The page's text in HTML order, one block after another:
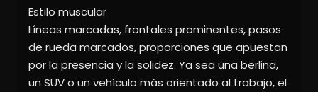
Estilo muscular
Líneas marcadas, frontales prominentes, pasos
de rueda marcados, proporciones que apuestan
por la presencia y la solidez. Ya sea una berlina,
un SUV o un vehículo más orientado al trabajo, el